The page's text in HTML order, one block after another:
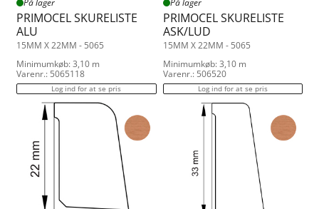
PRIMOCEL SKURELISTE
ALU
15MM X 22MM - 5065
Minimumkøb: 3,10 m
Varenr.: 5065118
Log ind for at se pris
PRIMOCEL SKURELISTE
ASK/LUD
15MM X 22MM - 5065
Minimumkøb: 3,10 m
Varenr.: 506520
Log ind for at se pris